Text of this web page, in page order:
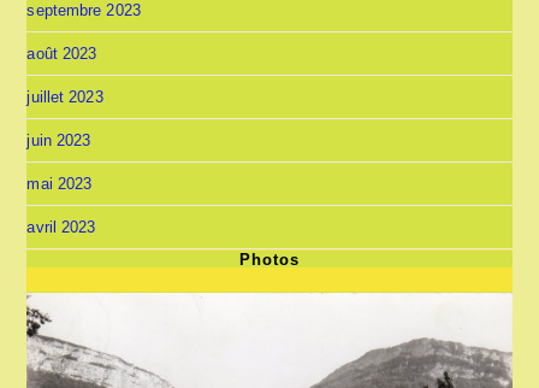
septembre 2023
août 2023
juillet 2023
juin 2023
mai 2023
avril 2023
Photos